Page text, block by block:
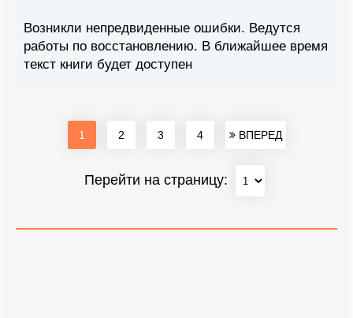
Возникли непредвиденные ошибки. Ведутся
работы по восстановлению. В ближайшее время
текст книги будет доступен
1 2 3 4 ВПЕРЕД
Перейти на страницу: